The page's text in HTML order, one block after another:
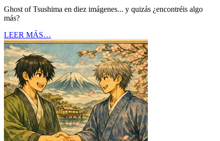
Ghost of Tsushima en diez imágenes... y quizás ¿encontréis algo
más?
LEER MÁS…